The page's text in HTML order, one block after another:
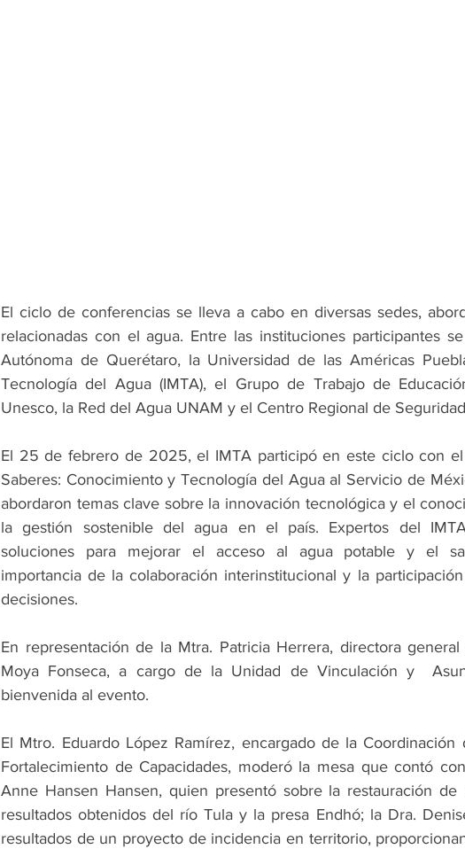
El ciclo de conferencias se lleva a cabo en diversas sedes,
relacionadas con el agua. Entre las instituciones participantes
Autónoma de Querétaro, la Universidad de las Américas
Tecnología del Agua (IMTA), el Grupo de Trabajo de
Unesco, la Red del Agua UNAM y el Centro Regional de
El 25 de febrero de 2025, el IMTA participó en este ciclo con
Saberes: Conocimiento y Tecnología del Agua al Servicio de
abordaron temas clave sobre la innovación tecnológica y el
la gestión sostenible del agua en el país. Expertos del
soluciones para mejorar el acceso al agua potable y el
importancia de la colaboración interinstitucional y la
decisiones.
En representación de la Mtra. Patricia Herrera, directora
Moya Fonseca, a cargo de la Unidad de Vinculación y
bienvenida al evento.
El Mtro. Eduardo López Ramírez, encargado de la
Fortalecimiento de Capacidades, moderó la mesa que contó
Anne Hansen Hansen, quien presentó sobre la restauración de
resultados obtenidos del río Tula y la presa Endhó; la Dra.
resultados de un proyecto de incidencia en territorio,